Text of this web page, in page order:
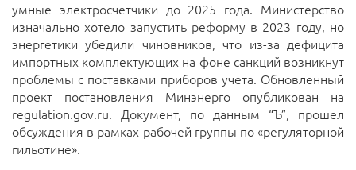
умные электросчетчики до 2025 года. Министерство
изначально хотело запустить реформу в 2023 году, но
энергетики убедили чиновников, что из-за дефицита
импортных комплектующих на фоне санкций возникнут
проблемы с поставками приборов учета. Обновленный
проект постановления Минэнерго опубликован на
regulation.gov.ru. Документ, по данным “Ъ”, прошел
обсуждения в рамках рабочей группы по «регуляторной
гильотине».